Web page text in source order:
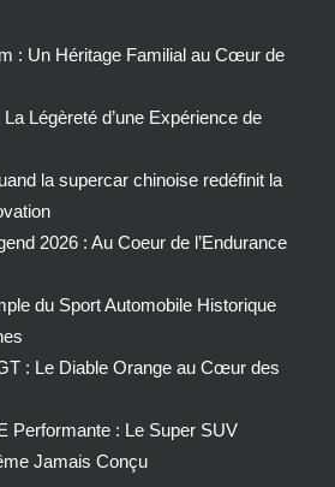
: Un Héritage Familial au Cœur de
Légèreté d’une Expérience de
la supercar chinoise redéfinit la
2026 : Au Coeur de l’Endurance
du Sport Automobile Historique
: Le Diable Orange au Cœur des
Performante : Le Super SUV
Jamais Conçu